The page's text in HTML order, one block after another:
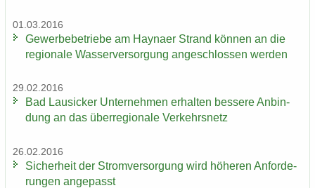
01.03.2016
Ge­wer­be­be­trie­be am Hay­na­er Strand kön­nen an die
re­gio­na­le Was­ser­ver­sor­gung an­ge­schlos­sen wer­den
29.02.2016
Bad Lau­si­cker Un­ter­neh­men er­hal­ten bes­se­re An­bin­
dung an das über­re­gio­na­le Ver­kehrs­netz
26.02.2016
Si­cher­heit der Strom­ver­sor­gung wird hö­he­ren An­for­de­
run­gen an­ge­passt